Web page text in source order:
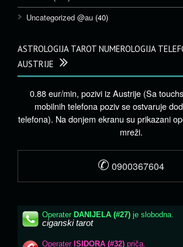
Uncategorized @au (40)
ASTROLOGIJA TAROT NUMEROLOGIJA
AUSTRIJE
0.88 eur/min, pozivi iz Austrije (Sa
mobilnih telefona poziv se ostvaruje
telefona). Na donjem ekranu su prikazani
mreži.
✆ 0900367604